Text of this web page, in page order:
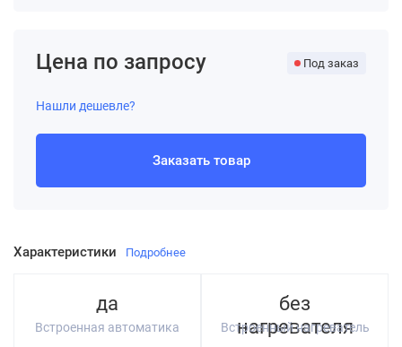
Характеристики Подробнее
да
Встроенная автоматика
без
нагревателя
Встроенный нагреватель
Цена по запросу Под заказ
Нашли дешевле?
Заказать товар